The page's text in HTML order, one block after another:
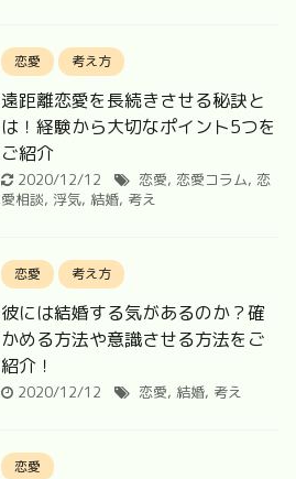
恋愛 考え方
遠距離恋愛を長続きさせる秘訣と
は！経験から大切なポイント5つを
ご紹介
2020/12/12 恋愛, 恋愛コラム, 恋
愛相談, 浮気, 結婚, 考え
恋愛 考え方
彼には結婚する気があるのか？確
かめる方法や意識させる方法をご
紹介！
2020/12/12 恋愛, 結婚, 考え
恋愛